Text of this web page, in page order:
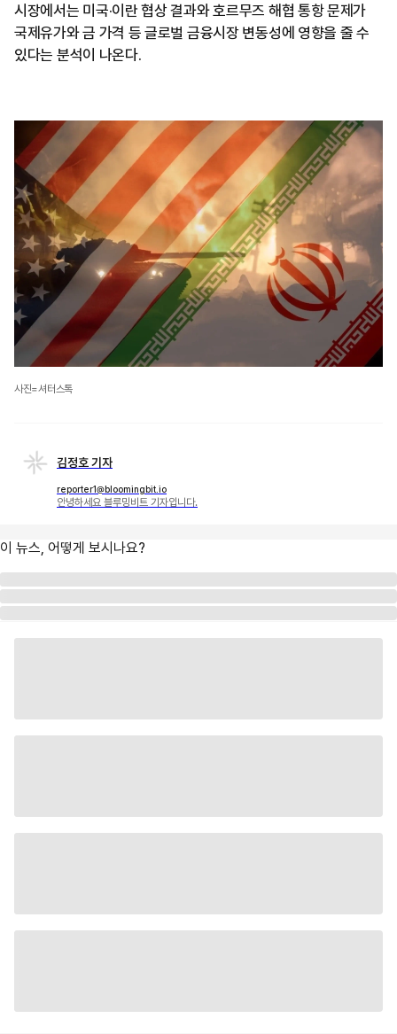
시장에서는 미국·이란 협상 결과와 호르무즈 해협 통항 문제가
국제유가와 금 가격 등 글로벌 금융시장 변동성에 영향을 줄 수
있다는 분석이 나온다.
사진=셔터스톡
김정호 기자
reporter1@bloomingbit.io
안녕하세요 블루밍비트 기자입니다.
이 뉴스, 어떻게 보시나요?